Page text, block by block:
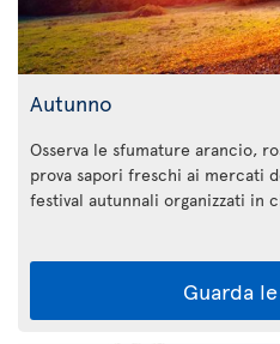
Autunno
Osserva le sfumature arancio,
prova sapori freschi ai mercati
festival autunnali organizzati in
Guarda